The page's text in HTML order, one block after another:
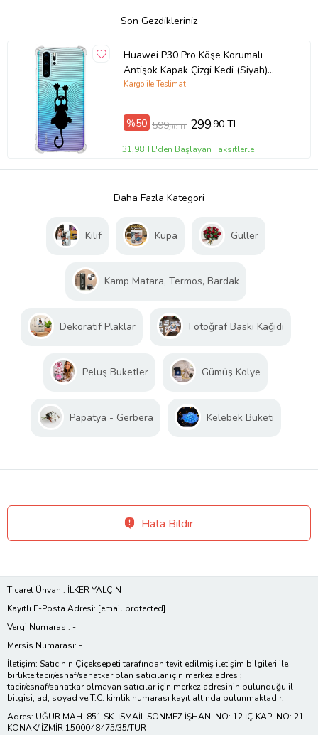
Son Gezdikleriniz
Huawei P30 Pro Köşe Korumalı
Antişok Kapak Çizgi Kedi (Siyah)
Tasarımlı Şeffaf Kılıf
Kargo ile Teslimat
%50 599,90 TL 299,90 TL
31,98 TL'den Başlayan Taksitlerle
Daha Fazla Kategori
Kılıf Kupa Güller
Kamp Matara, Termos, Bardak
Dekoratif Plaklar Fotoğraf Baskı Kağıdı
Peluş Buketler Gümüş Kolye
Papatya - Gerbera Kelebek Buketi
Hata Bildir
Ticaret Ünvanı: İLKER YALÇIN
Kayıtlı E-Posta Adresi: [email protected]
Vergi Numarası: -
Mersis Numarası: -
İletişim: Satıcının Çiçeksepeti tarafından teyit edilmiş iletişim bilgileri ile
birlikte tacir/esnaf/sanatkar olan satıcılar için merkez adresi;
tacir/esnaf/sanatkar olmayan satıcılar için merkez adresinin bulunduğu il
bilgisi, ad, soyad ve T.C. kimlik numarası kayıt altında bulunmaktadır.
Adres: UĞUR MAH. 851 SK. İSMAİL SÖNMEZ İŞHANI NO: 12 İÇ KAPI NO: 21
KONAK/ İZMİR 1500048475/35/TUR